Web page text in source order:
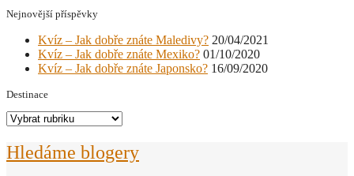
Nejnovější příspěvky
Kvíz – Jak dobře znáte Maledivy? 20/04/2021
Kvíz – Jak dobře znáte Mexiko? 01/10/2020
Kvíz – Jak dobře znáte Japonsko? 16/09/2020
Destinace
Destinace
Hledáme blogery